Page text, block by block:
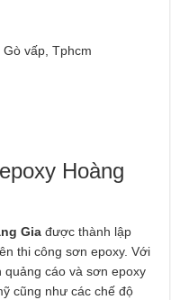
vấp, Tphcm
Hoàng
Gia được thành lập
thi công sơn epoxy. Với
quảng cáo và sơn epoxy
cũng như các chế độ